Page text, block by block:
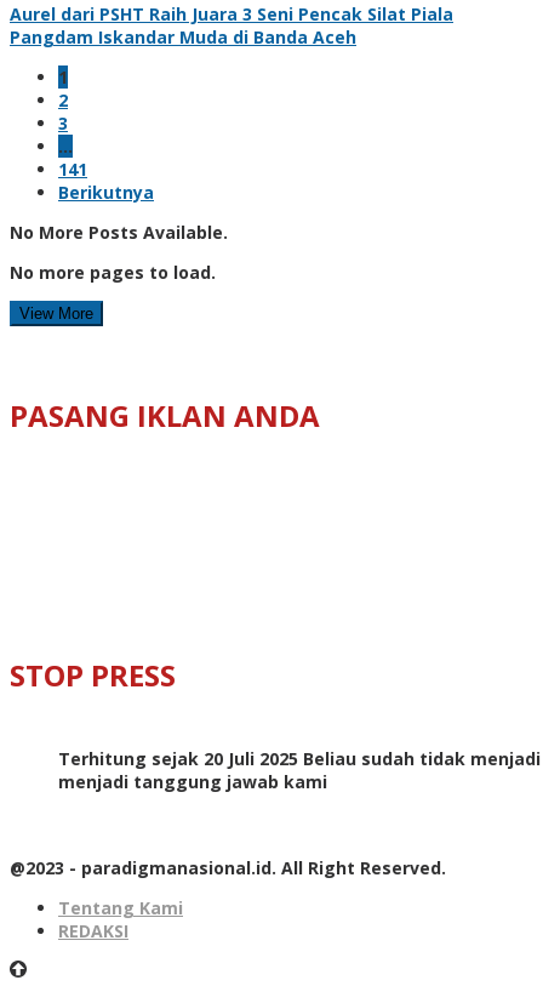
Aurel dari PSHT Raih Juara 3 Seni Pencak Silat Piala
Pangdam Iskandar Muda di Banda Aceh
1
2
3
…
141
Berikutnya
No More Posts Available.
No more pages to load.
View More
PASANG IKLAN ANDA
STOP PRESS
Terhitung sejak 20 Juli 2025 Beliau sudah tidak
menjadi tanggung jawab kami
@2023 - paradigmanasional.id. All Right Reserved.
Tentang Kami
REDAKSI